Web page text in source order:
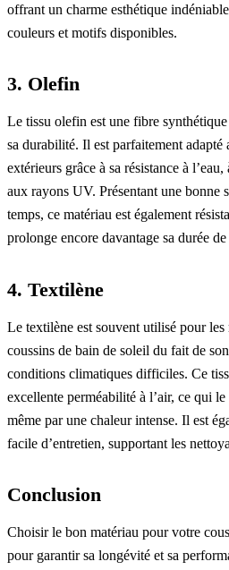
offrant un charme esthétique
couleurs et motifs disponibles.
3. Olefin
Le tissu olefin est une fibre
sa durabilité. Il est parfaitement adapté
extérieurs grâce à sa résistance à
aux rayons UV. Présentant une bonne
temps, ce matériau est également
prolonge encore davantage sa durée
4. Textilène
Le textilène est souvent utilisé pour les
coussins de bain de soleil du fait de
conditions climatiques difficiles. Ce
excellente perméabilité à l’air, ce qui
même par une chaleur intense. Il est
facile d’entretien, supportant les
Conclusion
Choisir le bon matériau pour votre
pour garantir sa longévité et sa